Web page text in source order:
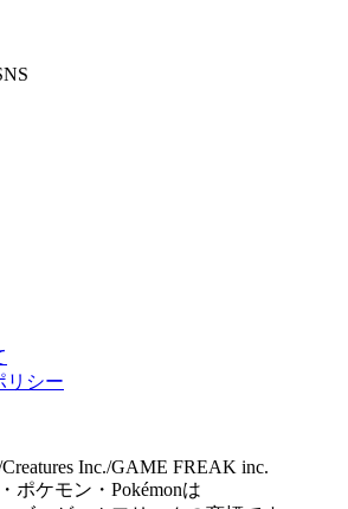
リシー
Inc./GAME FREAK inc.
ポケモン・Pokémonは